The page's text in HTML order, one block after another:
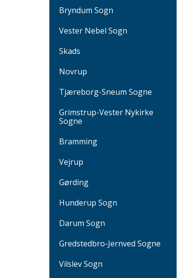
Bryndum Sogn
Vester Nebel Sogn
Skads
Novrup
Tjæreborg-Sneum Sogne
Grimstrup-Vester Nykirke
Sogne
Bramming
Vejrup
Gørding
Hunderup Sogn
Darum Sogn
Gredstedbro-Jernved Sogne
Vilslev Sogn